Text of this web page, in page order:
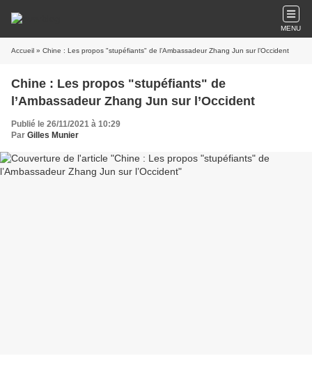
MENU
Accueil » Chine : Les propos "stupéfiants" de l’Ambassadeur Zhang Jun sur l’Occident
Chine : Les propos "stupéfiants" de
l’Ambassadeur Zhang Jun sur l’Occident
Publié le 26/11/2021 à 10:29
Par Gilles Munier